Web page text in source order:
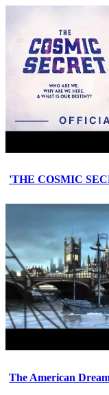
'THE COSMIC
The American